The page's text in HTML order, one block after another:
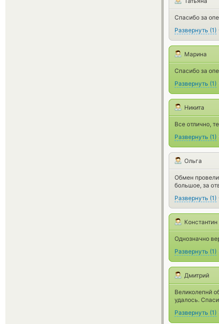
Спасибо за
Развернуть (1)
Марина
Спасибо за
Развернуть (1)
Никита
Все отлично,
Развернуть (1)
Ольга
Обмен
большое, за
Развернуть (1)
Константин
Однозначно
Развернуть (1)
Дмитрий
Великолепнй
удалось.
Развернуть (1)